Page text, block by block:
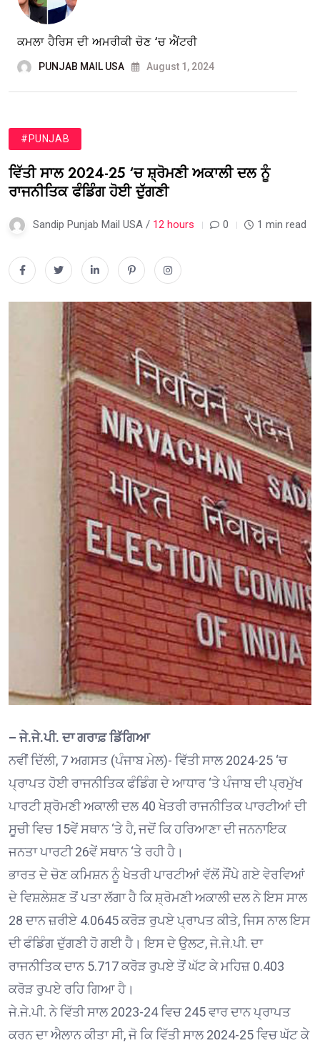
ਕਮਲਾ ਹੈਰਿਸ ਦੀ ਅਮਰੀਕੀ ਚੋਣ ‘ਚ ਐਂਟਰੀ
PUNJAB MAIL USA August 1, 2024
#PUNJAB
ਵਿੱਤੀ ਸਾਲ 2024-25 ‘ਚ ਸ਼੍ਰੋਮਣੀ ਅਕਾਲੀ ਦਲ ਨੂੰ
ਰਾਜਨੀਤਿਕ ਫੰਡਿੰਗ ਹੋਈ ਦੁੱਗਣੀ
Sandip Punjab Mail USA / 12 hours 0 1 min read
– ਜੇ.ਜੇ.ਪੀ. ਦਾ ਗਰਾਫ਼ ਡਿੱਗਿਆ
ਨਵੀਂ ਦਿੱਲੀ, 7 ਅਗਸਤ (ਪੰਜਾਬ ਮੇਲ)- ਵਿੱਤੀ ਸਾਲ 2024-25 ‘ਚ
ਪ੍ਰਾਪਤ ਹੋਈ ਰਾਜਨੀਤਿਕ ਫੰਡਿੰਗ ਦੇ ਆਧਾਰ ‘ਤੇ ਪੰਜਾਬ ਦੀ ਪ੍ਰਮੁੱਖ
ਪਾਰਟੀ ਸ਼੍ਰੋਮਣੀ ਅਕਾਲੀ ਦਲ 40 ਖੇਤਰੀ ਰਾਜਨੀਤਿਕ ਪਾਰਟੀਆਂ ਦੀ
ਸੂਚੀ ਵਿਚ 15ਵੇਂ ਸਥਾਨ ‘ਤੇ ਹੈ, ਜਦੋਂ ਕਿ ਹਰਿਆਣਾ ਦੀ ਜਨਨਾਇਕ
ਜਨਤਾ ਪਾਰਟੀ 26ਵੇਂ ਸਥਾਨ ‘ਤੇ ਰਹੀ ਹੈ।
ਭਾਰਤ ਦੇ ਚੋਣ ਕਮਿਸ਼ਨ ਨੂੰ ਖੇਤਰੀ ਪਾਰਟੀਆਂ ਵੱਲੋਂ ਸੌਂਪੇ ਗਏ ਵੇਰਵਿਆਂ
ਦੇ ਵਿਸ਼ਲੇਸ਼ਣ ਤੋਂ ਪਤਾ ਲੱਗਾ ਹੈ ਕਿ ਸ਼੍ਰੋਮਣੀ ਅਕਾਲੀ ਦਲ ਨੇ ਇਸ ਸਾਲ
28 ਦਾਨ ਜ਼ਰੀਏ 4.0645 ਕਰੋੜ ਰੁਪਏ ਪ੍ਰਾਪਤ ਕੀਤੇ, ਜਿਸ ਨਾਲ ਇਸ
ਦੀ ਫੰਡਿੰਗ ਦੁੱਗਣੀ ਹੋ ਗਈ ਹੈ। ਇਸ ਦੇ ਉਲਟ, ਜੇ.ਜੇ.ਪੀ. ਦਾ
ਰਾਜਨੀਤਿਕ ਦਾਨ 5.717 ਕਰੋੜ ਰੁਪਏ ਤੋਂ ਘੱਟ ਕੇ ਮਹਿਜ਼ 0.403
ਕਰੋੜ ਰੁਪਏ ਰਹਿ ਗਿਆ ਹੈ।
ਜੇ.ਜੇ.ਪੀ. ਨੇ ਵਿੱਤੀ ਸਾਲ 2023-24 ਵਿਚ 245 ਵਾਰ ਦਾਨ ਪ੍ਰਾਪਤ
ਕਰਨ ਦਾ ਐਲਾਨ ਕੀਤਾ ਸੀ, ਜੋ ਕਿ ਵਿੱਤੀ ਸਾਲ 2024-25 ਵਿਚ ਘੱਟ ਕੇ